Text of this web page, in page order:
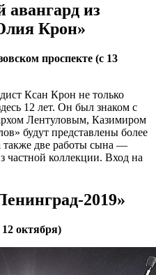
авангард из
Крон»
проспекте (с 13
Ксан Крон не только
12 лет. Он был знаком с
Лентуловым, Казимиром
будут представлены более
две работы сына —
коллекции. Вход на
2019»
октября)